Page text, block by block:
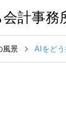
計事務
風景 AIをどう